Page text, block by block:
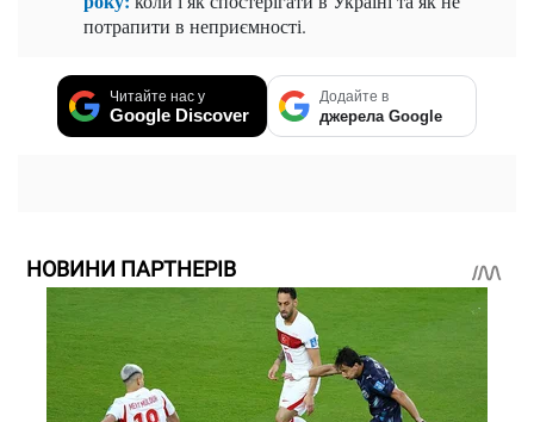
потрапити в неприємності.
Читайте нас у
Google Discover
Додайте в
джерела Google
НОВИНИ ПАРТНЕРІВ